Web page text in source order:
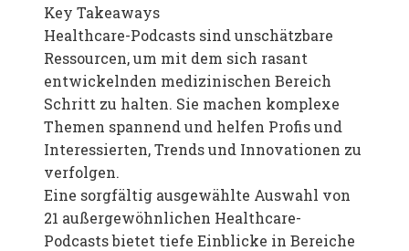
Key Takeaways
Healthcare-Podcasts sind unschätzbare
Ressourcen, um mit dem sich rasant
entwickelnden medizinischen Bereich
Schritt zu halten. Sie machen komplexe
Themen spannend und helfen Profis und
Interessierten, Trends und Innovationen zu
verfolgen.
Eine sorgfältig ausgewählte Auswahl von
21 außergewöhnlichen Healthcare-
Podcasts bietet tiefe Einblicke in Bereiche